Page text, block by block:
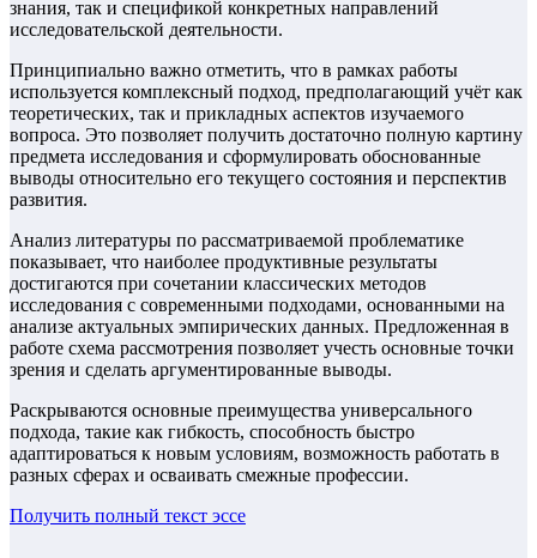
знания, так и спецификой конкретных направлений
исследовательской деятельности.
Принципиально важно отметить, что в рамках работы
используется комплексный подход, предполагающий учёт как
теоретических, так и прикладных аспектов изучаемого
вопроса. Это позволяет получить достаточно полную картину
предмета исследования и сформулировать обоснованные
выводы относительно его текущего состояния и перспектив
развития.
Анализ литературы по рассматриваемой проблематике
показывает, что наиболее продуктивные результаты
достигаются при сочетании классических методов
исследования с современными подходами, основанными на
анализе актуальных эмпирических данных. Предложенная в
работе схема рассмотрения позволяет учесть основные точки
зрения и сделать аргументированные выводы.
Раскрываются основные преимущества универсального
подхода, такие как гибкость, способность быстро
адаптироваться к новым условиям, возможность работать в
разных сферах и осваивать смежные профессии.
Получить полный текст эссе